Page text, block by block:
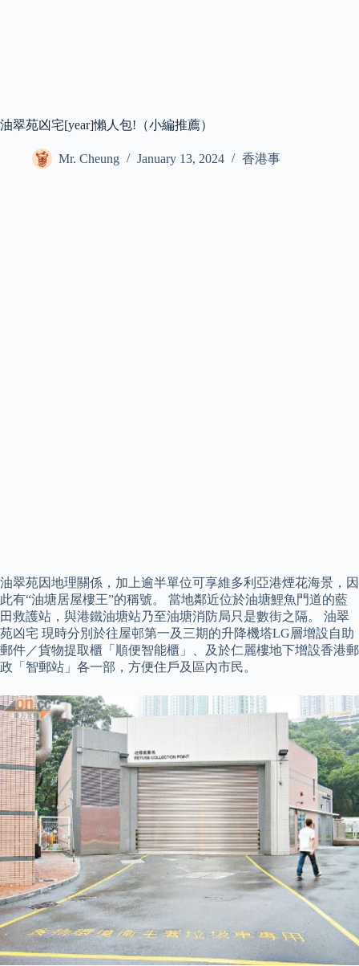
油翠苑凶宅[year]懶人包!（小編推薦）
Mr. Cheung January 13, 2024 香港事
油翠苑因地理關係，加上逾半單位可享維多利亞港煙花海景，因
此有“油塘居屋樓王”的稱號。 當地鄰近位於油塘鯉魚門道的藍
田救護站，與港鐵油塘站乃至油塘消防局只是數街之隔。 油翠
苑凶宅 現時分別於往屋邨第一及三期的升降機塔LG層增設自助
郵件／貨物提取櫃「順便智能櫃」、及於仁麗樓地下增設香港郵
政「智郵站」各一部，方便住戶及區內市民。